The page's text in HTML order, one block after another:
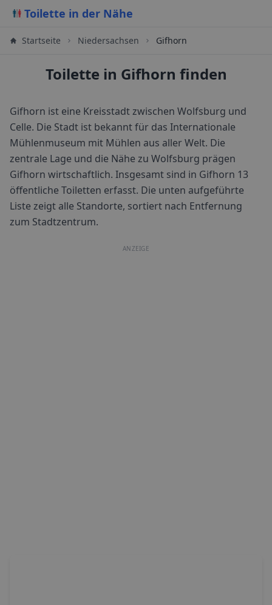
Toilette in der Nähe
Startseite Niedersachsen Gifhorn
Toilette in Gifhorn finden
Gifhorn ist eine Kreisstadt zwischen Wolfsburg und
Celle. Die Stadt ist bekannt für das Internationale
Mühlenmuseum mit Mühlen aus aller Welt. Die
zentrale Lage und die Nähe zu Wolfsburg prägen
Gifhorn wirtschaftlich. Insgesamt sind in Gifhorn 13
öffentliche Toiletten erfasst. Die unten aufgeführte
Liste zeigt alle Standorte, sortiert nach Entfernung
zum Stadtzentrum.
ANZEIGE